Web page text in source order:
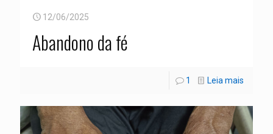
12/06/2025
Abandono da fé
1 Leia mais